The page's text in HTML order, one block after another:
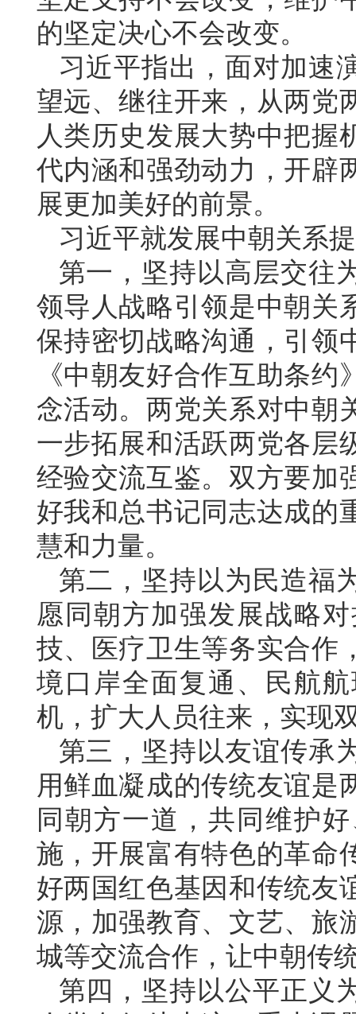
的坚定决心不会改变。
习近平指出，面对加速
望远、继往开来，从两党
人类历史发展大势中把握
代内涵和强劲动力，开辟
展更加美好的前景。
习近平就发展中朝关系
第一，坚持以高层交往
领导人战略引领是中朝关
保持密切战略沟通，引领
《中朝友好合作互助条
念活动。两党关系对中朝
一步拓展和活跃两党各层
经验交流互鉴。双方要加
好我和总书记同志达成的
慧和力量。
第二，坚持以为民造福
愿同朝方加强发展战略
技、医疗卫生等务实合作
境口岸全面复通、民航
机，扩大人员往来，实现
第三，坚持以友谊传承
用鲜血凝成的传统友谊是
同朝方一道，共同维护
施，开展富有特色的革命
好两国红色基因和传统友
源，加强教育、文艺、旅
城等交流合作，让中朝传
第四，坚持以公平正义